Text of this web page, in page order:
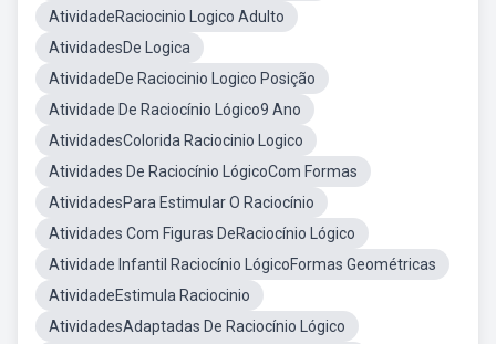
AtividadeRaciocinio Logico Adulto
AtividadesDe Logica
AtividadeDe Raciocinio Logico Posição
Atividade De Raciocínio Lógico9 Ano
AtividadesColorida Raciocinio Logico
Atividades De Raciocínio LógicoCom Formas
AtividadesPara Estimular O Raciocínio
Atividades Com Figuras DeRaciocínio Lógico
Atividade Infantil Raciocínio LógicoFormas Geométricas
AtividadeEstimula Raciocinio
AtividadesAdaptadas De Raciocínio Lógico